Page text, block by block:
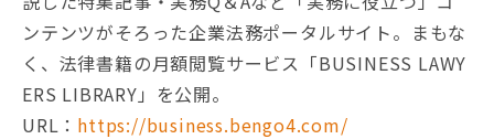
ンテンツがそろった企業法務ポータルサイト。まもな
く、法律書籍の月額閲覧サービス「BUSINESS LAWY
ERS LIBRARY」を公開。
URL： https://business.bengo4.com/